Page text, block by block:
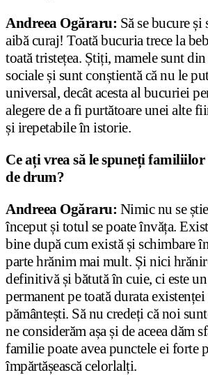
Andreea Ogăraru: Să se bucure și
aibă curaj! Toată bucuria trece la
toată tristețea. Știți, mamele sunt
sociale și sunt conștientă că nu le
universal, decât acesta al bucuriei
alegere de a fi purtătoare unei alte
și irepetabile în istorie.
Ce ați vrea să le spuneți
de drum?
Andreea Ogăraru: Nimic nu se
început și totul se poate învăța.
bine după cum există și schimbare
parte hrănim mai mult. Și nici
definitivă și bătută în cuie, ci este
permanent pe toată durata existenței
pământești. Să nu credeți că noi
ne considerăm așa și de aceea dăm
familie poate avea punctele ei forte
împărtășească celorlalți.